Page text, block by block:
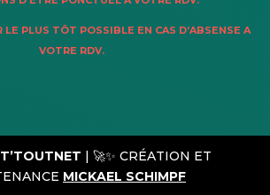
LE PLUS TÔT POSSIBLE EN CAS D’ABSENSE A
VOTRE RDV.
| 🚀✨ CRÉATION ET
MICKAEL SCHIMPF